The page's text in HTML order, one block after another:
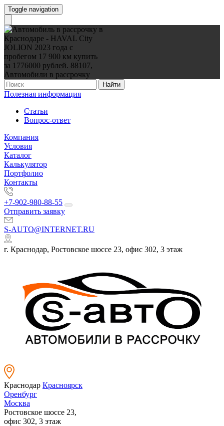
Toggle navigation
Найти
Полезная информация
Статьи
Вопрос-ответ
Компания
Условия
Каталог
Калькулятор
Портфолио
Контакты
+7-902-980-88-55
Отправить заявку
S-AUTO@INTERNET.RU
г. Краснодар, Ростовское шоссе 23, офис 302, 3 этаж
Краснодар Красноярск
Оренбург
Москва
Ростовское шоссе 23,
офис 302, 3 этаж